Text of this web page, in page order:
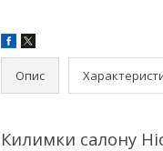
Опис
Килимки салону